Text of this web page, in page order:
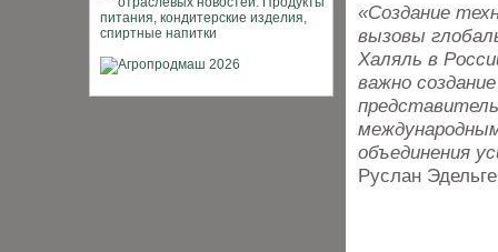
«Создание
вызовы
Халяль в
важно
объединения
Руслан